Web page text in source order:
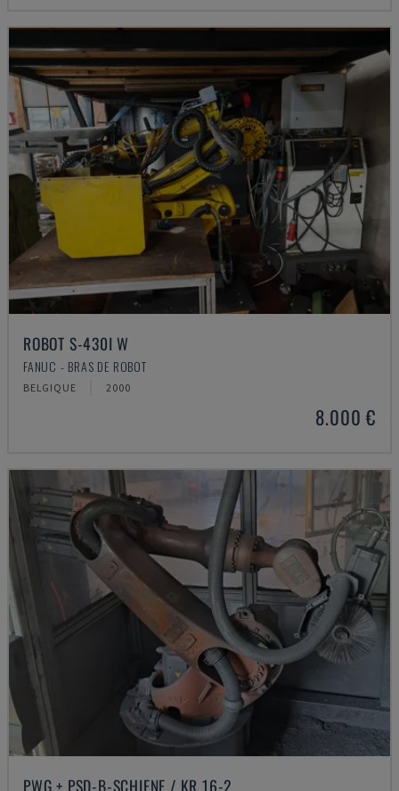
ROBOT S-430I W
FANUC - BRAS DE ROBOT
BELGIQUE 2000
8.000 €
PWG + PSD-B-SCHIENE / KR 16-2